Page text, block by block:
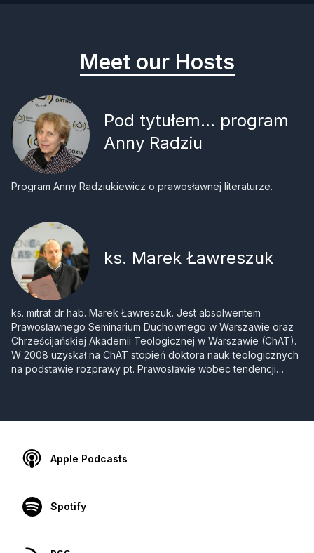
Meet our Hosts
Pod tytułem... program
Anny Radziu
Program Anny Radziukiewicz o prawosławnej literaturze.
ks. Marek Ławreszuk
ks. mitrat dr hab. Marek Ławreszuk. Jest absolwentem
Prawosławnego Seminarium Duchownego w Warszawie oraz
Chrześcijańskiej Akademii Teologicznej w Warszawie (ChAT).
W 2008 uzyskał na ChAT stopień doktora nauk teologicznych
na podstawie rozprawy pt. Prawosławie wobec tendencji
Historyczny rozwój prawosławnej tradycji liturgicznej. Od 2012
w Białymstoku. Od 2012 piastuje funkcję redaktora naczelnego
czasopisma teologicznego „Elpis”. Jest profesorem
Apple Podcasts
Spotify